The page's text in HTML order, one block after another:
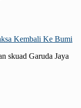
Kembali Ke Bumi
skuad Garuda Jaya